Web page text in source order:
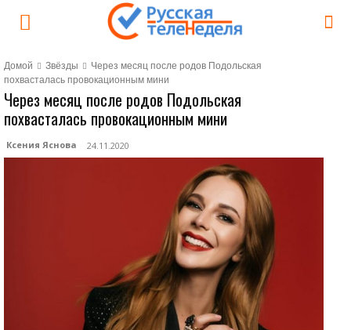
Домой Звёзды
Через месяц после родов Подольская
похвасталась провокационным мини
Через месяц после родов Подольская
похвасталась провокационным мини
Ксения Яснова 24.11.2020